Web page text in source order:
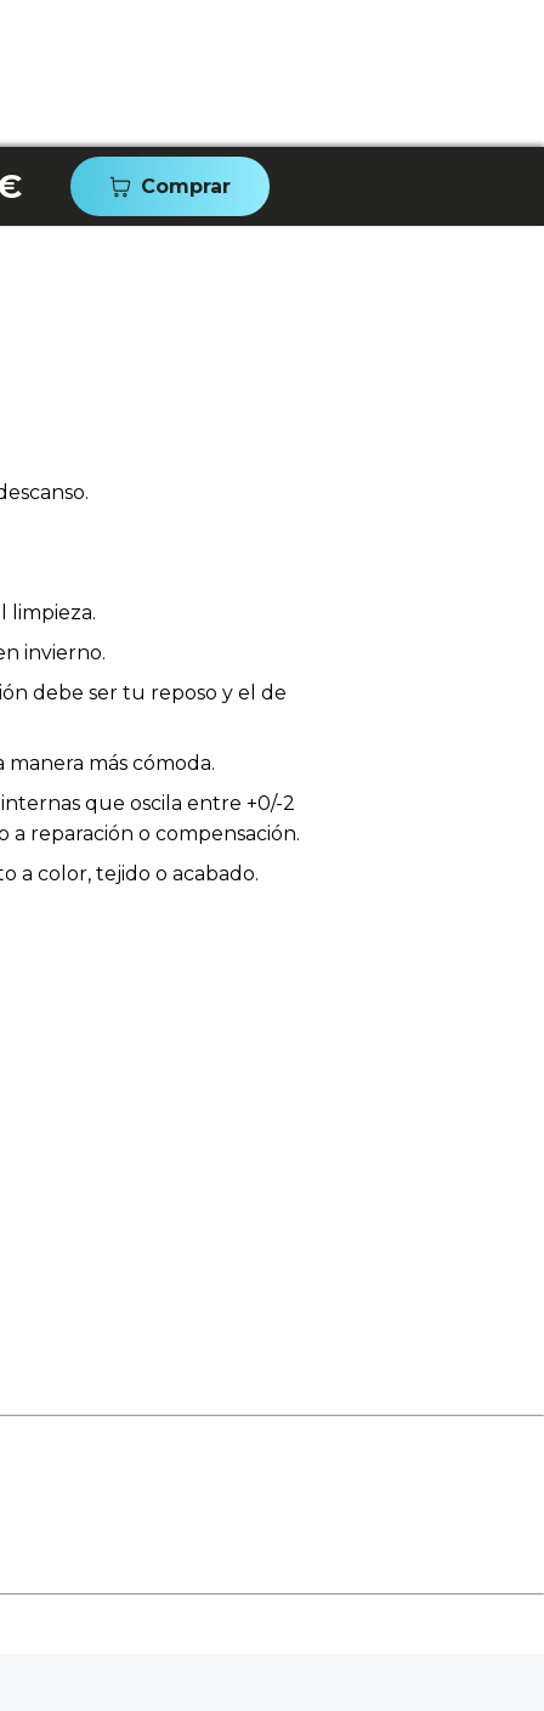
Comprar
limpieza.
invierno.
debe ser tu reposo y el de
más cómoda.
que oscila entre +0/-2
a reparación o compensación.
a color, tejido o acabado.